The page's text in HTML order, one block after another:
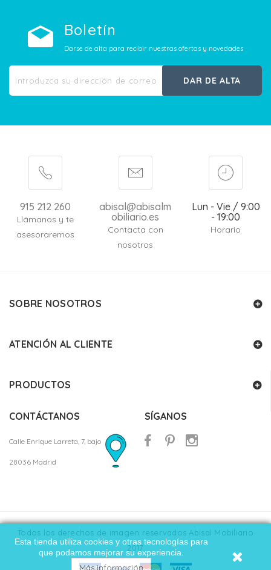
Esta tienda utiliza cookies y otras tecnologías para
que podamos mejorar su experiencia.
Más información
Boletín
Darse de alta para recibir nuestras ofertas y novedades
DAR DE ALTA
915 212 260
Llámanos y te
asesoraremos
abisal@abisalm
obiliario.es
Contacta con
nosotros
Lun - Vie / 9:00
- 19:00
Horario
SOBRE NOSOTROS
ATENCIÓN AL CLIENTE
PRODUCTOS
CONTÁCTANOS
Calle Enrique Larreta, 7, bajo
28036 Madrid
SÍGANOS
Todos los derechos de imagen reservados Abisal Mobiliario
2017